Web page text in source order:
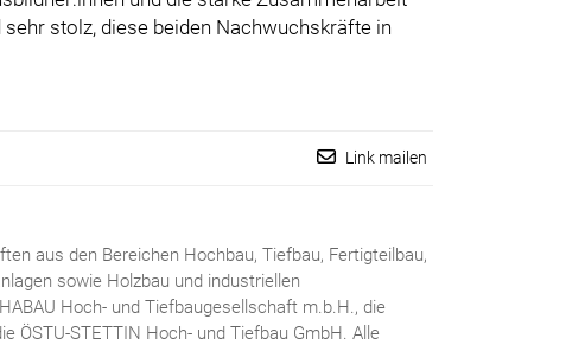
stolz, diese beiden Nachwuchskräfte in
Link mailen
aus den Bereichen Hochbau, Tiefbau, Fertigteilbau,
sowie Holzbau und industriellen
Hoch- und Tiefbaugesellschaft m.b.H., die
ÖSTU-STETTIN Hoch- und Tiefbau GmbH. Alle